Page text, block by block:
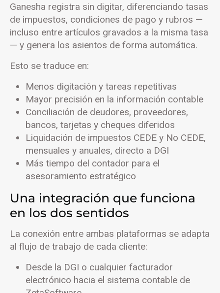
Ganesha registra sin digitar, diferenciando tasas
de impuestos, condiciones de pago y rubros —
incluso entre artículos gravados a la misma tasa
— y genera los asientos de forma automática.
Esto se traduce en:
Menos digitación y tareas repetitivas
Mayor precisión en la información contable
Conciliación de deudores, proveedores,
bancos, tarjetas y cheques diferidos
Liquidación de impuestos CEDE y No CEDE,
mensuales y anuales, directo a DGI
Más tiempo del contador para el
asesoramiento estratégico
Una integración que funciona
en los dos sentidos
La conexión entre ambas plataformas se adapta
al flujo de trabajo de cada cliente:
Desde la DGI o cualquier facturador
electrónico hacia el sistema contable de